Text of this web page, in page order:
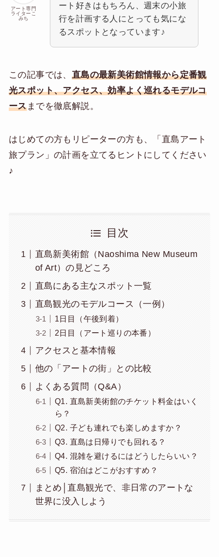
アート専門
ライターこ
みち
ート好きはもちろん、週末の小旅
行を計画する人にとっても気にな
るスポットとなっています♪
この記事では、 直島の最新美術館情報から定番観
光スポット、アクセス、効率よく巡れるモデルコ
ースまでを徹底解説。
はじめての方もリピーターの方も、「直島アート
旅プラン」の計画を立てるヒントにしてください
♪
目次
直島新美術館（Naoshima New Museum
of Art）の見どころ
直島にある主なスポット一覧
直島観光のモデルコース（一例）
1日目（午後到着）
2日目（アート巡りの本番）
アクセスと基本情報
他の「アートの街」との比較
よくある質問（Q&A）
Q1. 直島新美術館のチケット料金はいく
ら？
Q2. 子ども連れでも楽しめますか？
Q3. 直島は日帰りでも回れる？
Q4. 混雑を避けるにはどうしたらいい？
Q5. 宿泊はどこがおすすめ？
まとめ│直島観光で、非日常のアートな
世界に没入しよう